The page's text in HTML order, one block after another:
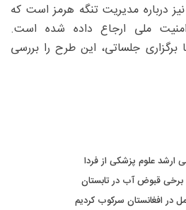
درباره مدیریت تنگه هرمز است که
ملی ارجاع داده شده است.
برگزاری جلساتی، این طرح را بررسی
ارشد علوم پزشکی از فردا
برخی قبوض آب در تابستان
در افغانستان سرکوب کردیم